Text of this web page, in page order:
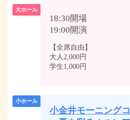
大ホール
18:30開場
19:00開演
【全席自由】
大人2,000円
学生1,000円
小ホール
小金井モーニング